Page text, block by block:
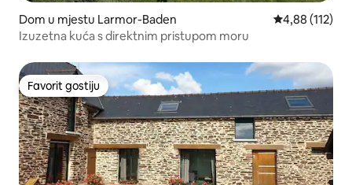
Dom u mjestu Larmor-Baden Prosječna
4,88 (112)
Izuzetna kuća s direktnim pristupom moru
Favorit gostiju
Favorit gostiju